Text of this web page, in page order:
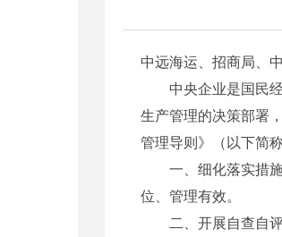
中远海运、招商局、
中央企业是国民经
生产管理的决策部署
管理导则》（以下简
一、细化落实措施
位、管理有效。
二、开展自查自评